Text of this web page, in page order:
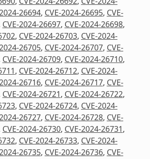
26694, CVE-2024-26695, CVE-
CVE-2024-26697, CVE-2024-26698,
, CVE-2024-26703, CVE-2024-
26705, CVE-2024-26707, CVE-
CVE-2024-26709, CVE-2024-26710,
, CVE-2024-26712, CVE-2024-
26716, CVE-2024-26717, CVE-
CVE-2024-26721, CVE-2024-26722,
, CVE-2024-26724, CVE-2024-
26727, CVE-2024-26728, CVE-
CVE-2024-26730, CVE-2024-26731,
, CVE-2024-26733, CVE-2024-
26735, CVE-2024-26736, CVE-